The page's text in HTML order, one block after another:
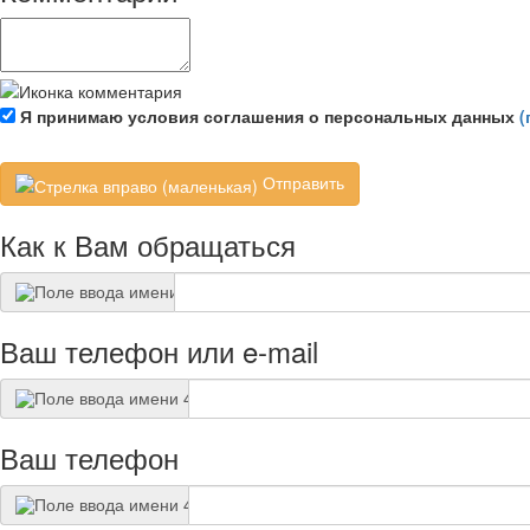
Я принимаю условия соглашения о персональных данных
Отправить
Как к Вам обращаться
Ваш телефон или e-mail
Ваш телефон